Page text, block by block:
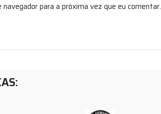
para a próxima vez que eu comentar.